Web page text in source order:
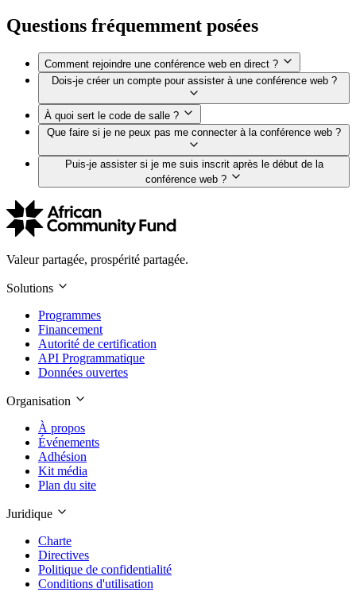
Questions fréquemment posées
Comment rejoindre une conférence web en direct ?
Dois-je créer un compte pour assister à une conférence web ?
À quoi sert le code de salle ?
Que faire si je ne peux pas me connecter à la conférence web ?
Puis-je assister si je me suis inscrit après le début de la
conférence web ?
Valeur partagée, prospérité partagée.
Solutions
Programmes
Financement
Autorité de certification
API Programmatique
Données ouvertes
Organisation
À propos
Événements
Adhésion
Kit média
Plan du site
Juridique
Charte
Directives
Politique de confidentialité
Conditions d'utilisation